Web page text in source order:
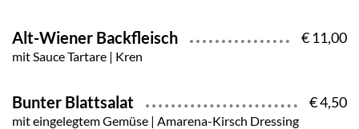
Alt-Wiener Backfleisch € 11,00
mit Sauce Tartare | Kren
Bunter Blattsalat € 4,50
mit eingelegtem Gemüse | Amarena-Kirsch Dressing